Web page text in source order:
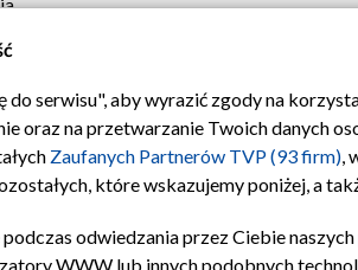
Regulamin TVP Polityka
serwisu", aby wyrazić zgody na
oraz na przetwarzanie Twoich danych
Zaufanych Partnerów TVP (93 firm),
które wskazujemy poniżej, a
odwiedzania przez Ciebie naszych
WWW lub innych podobnych